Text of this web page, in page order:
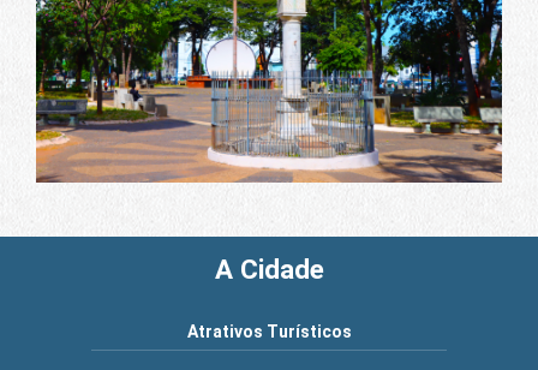
A Cidade
Atrativos Turísticos